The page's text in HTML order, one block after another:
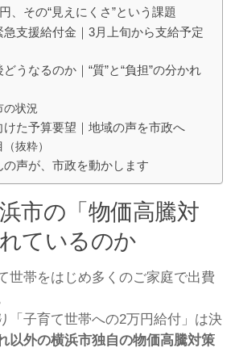
、その“見えにくさ”という課題
支援給付金｜3月上旬から支給予定
うなるのか｜“質”と“負担”の分かれ
の状況
た予算要望｜地域の声を市政へ
抜粋）
声が、市政を動かします
市の「物価高騰対
ているのか
世帯をはじめ多くのご家庭で出費
「子育て世帯への2万円給付」は決
以外の横浜市独自の物価高騰対策